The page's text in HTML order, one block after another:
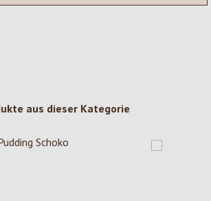
überspringen
aus dieser Kategorie